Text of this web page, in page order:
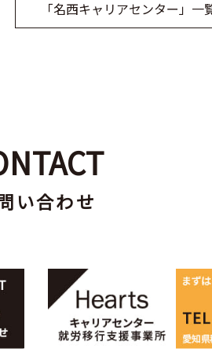
「名西キャリアセンター」一
い合わせ